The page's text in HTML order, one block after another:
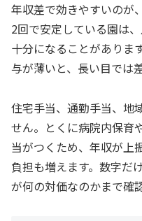
年収差で効きやすいのが
2回で安定している園は
十分になることがありま
与が薄いと、長い目では
住宅手当、通勤手当、地
せん。とくに病院内保育
当がつくため、年収が上
負担も増えます。数字だ
が何の対価なのかまで確